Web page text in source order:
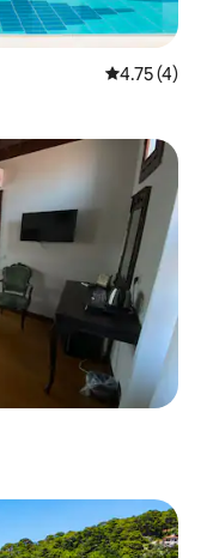
レビュー4
4.75 (4)